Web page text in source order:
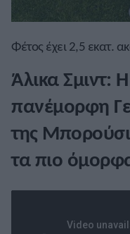
Φέτος έχει 2,5 εκατ.
Άλικα Σμιντ:
πανέμορφη
της
τα πιο